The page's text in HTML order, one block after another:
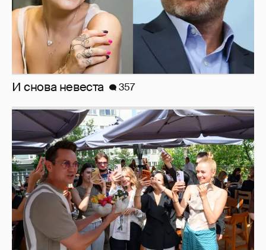
Анастасия Гребенкина, Женя Малахова,
Оксана Русланова и другие гости
фестиваля «Баланс вкуса и ритма»:
рассматриваем летние образы